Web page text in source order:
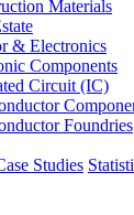
Materials
& Electronics
Components
Circuit (IC)
Foundries
Studies